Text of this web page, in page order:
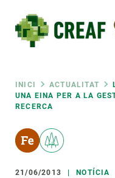
contingut
Fil
INICI ACTUALITAT
UNA EINA PER A LA
RECERCA
21/06/2013 NOTÍCIA
RRSS
Featured